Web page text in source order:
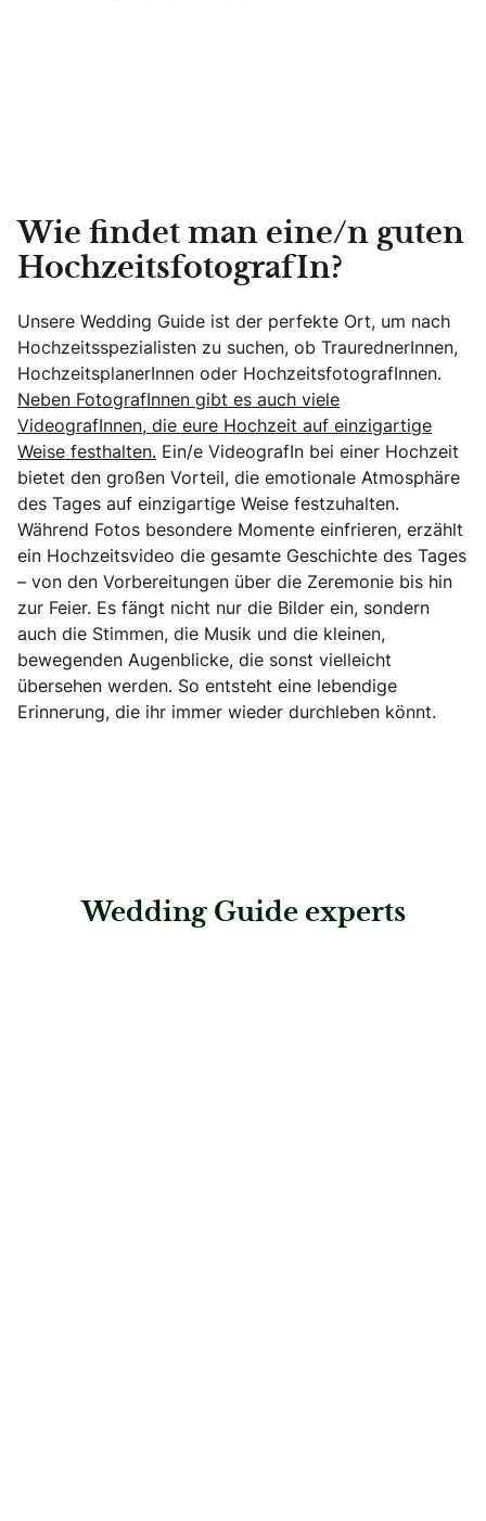
Wie findet man eine/n guten
HochzeitsfotografIn?
Unsere Wedding Guide ist der perfekte Ort, um nach
Hochzeitsspezialisten zu suchen, ob TraurednerInnen,
HochzeitsplanerInnen oder HochzeitsfotografInnen.
Neben FotografInnen gibt es auch viele
VideografInnen, die eure Hochzeit auf einzigartige
Weise festhalten. Ein/e VideografIn bei einer Hochzeit
bietet den großen Vorteil, die emotionale Atmosphäre
des Tages auf einzigartige Weise festzuhalten.
Während Fotos besondere Momente einfrieren, erzählt
ein Hochzeitsvideo die gesamte Geschichte des Tages
– von den Vorbereitungen über die Zeremonie bis hin
zur Feier. Es fängt nicht nur die Bilder ein, sondern
auch die Stimmen, die Musik und die kleinen,
bewegenden Augenblicke, die sonst vielleicht
übersehen werden. So entsteht eine lebendige
Erinnerung, die ihr immer wieder durchleben könnt.
Wedding Guide experts